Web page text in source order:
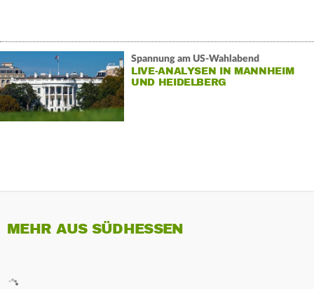
Spannung am US-Wahlabend
LIVE-ANALYSEN IN MANNHEIM
UND HEIDELBERG
MEHR AUS SÜDHESSEN